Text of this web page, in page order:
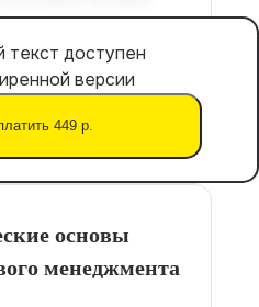
текст доступен
версии
449 р.
основы
менеджмента